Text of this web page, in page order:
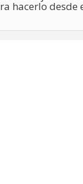
hacerlo desde